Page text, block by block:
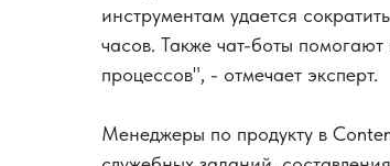
инструментам удается
часов. Также чат-боты
процессов", - отмечает эксперт.
Менеджеры по продукту в